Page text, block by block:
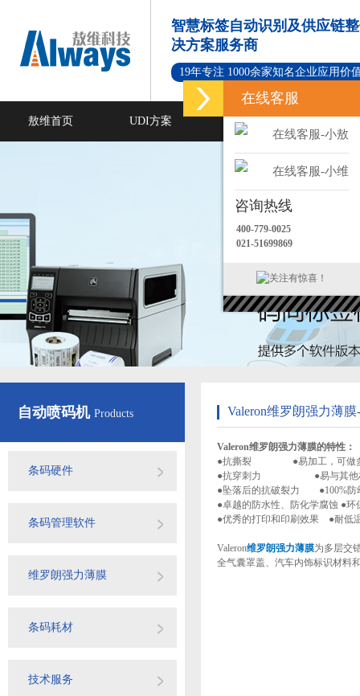
智慧标签自动识别及供应链
决方案服务商
19年专注 1000余家知名企业应用价
敖维首页 UDI方案 标签打印软件
自动喷码机 Products
条码硬件
条码管理软件
维罗朗强力薄膜
条码耗材
技术服务
Valeron维罗朗强力薄
Valeron维罗朗强力薄膜的特性：
●抗撕裂 ●易加工，可做多
●抗穿刺力 ●易与其他材
●坠落后的抗破裂力 ●100%防
●卓越的防水性、防化学腐蚀 ●环
●优秀的打印和印刷效果 ●耐低
Valeron维罗朗强力薄膜为多层交
全气囊罩盖、汽车内饰标识材料
在线客服
在线客服-小敖
在线客服-小维
咨询热线
400-779-0025
021-51699869
关注有惊喜！